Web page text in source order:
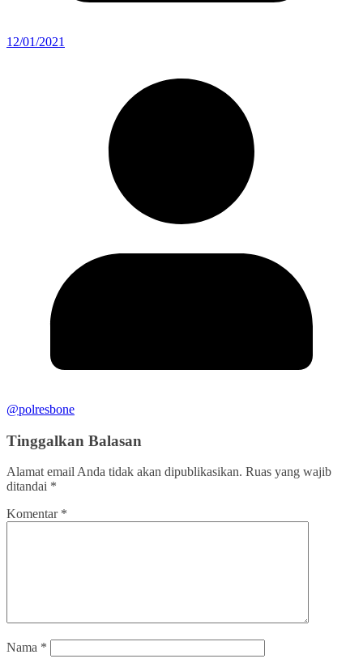
12/01/2021
@polresbone
Tinggalkan Balasan
Alamat email Anda tidak akan dipublikasikan. Ruas yang wajib
ditandai *
Komentar *
Nama *